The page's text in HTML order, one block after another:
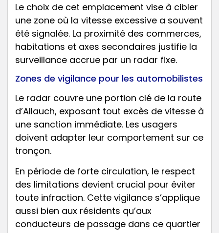
Le choix de cet emplacement vise à cibler
une zone où la vitesse excessive a souvent
été signalée. La proximité des commerces,
habitations et axes secondaires justifie la
surveillance accrue par un radar fixe.
Zones de vigilance pour les automobilistes
Le radar couvre une portion clé de la route
d’Allauch, exposant tout excès de vitesse à
une sanction immédiate. Les usagers
doivent adapter leur comportement sur ce
tronçon.
En période de forte circulation, le respect
des limitations devient crucial pour éviter
toute infraction. Cette vigilance s’applique
aussi bien aux résidents qu’aux
conducteurs de passage dans ce quartier